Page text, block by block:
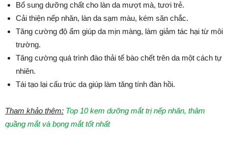
Bổ sung dưỡng chất cho làn da mượt mà, tươi trẻ.
Cải thiện nếp nhăn, làn da sạm màu, kém săn chắc.
Tăng cường độ ẩm giúp da mịn màng, làm giảm tác hại từ môi
trường.
Tăng cường quá trình đào thải tế bào chết trên da một cách tự
nhiên.
Tái tạo lại cấu trúc da giúp làm tăng tính đàn hồi.
Tham khảo thêm: Top 10 kem dưỡng mắt trị nếp nhăn, thâm
quầng mắt và bọng mắt tốt nhất